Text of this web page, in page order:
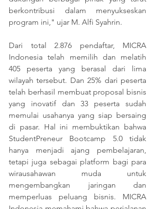
berkontribusi dalam menyukseskan
program ini," ujar M. Alfi Syahrin.
Dari total 2.876 pendaftar, MICRA
Indonesia telah memilih dan melatih
405 peserta yang berasal dari lima
wilayah tersebut. Dan 25% dari peserta
telah berhasil membuat proposal bisnis
yang inovatif dan 33 peserta sudah
memulai usahanya yang siap bersaing
di pasar. Hal ini membuktikan bahwa
StudentPreneur Bootcamp 5.0 tidak
hanya menjadi ajang pembelajaran,
tetapi juga sebagai platform bagi para
wirausahawan muda untuk
mengembangkan jaringan dan
memperluas peluang bisnis. MICRA